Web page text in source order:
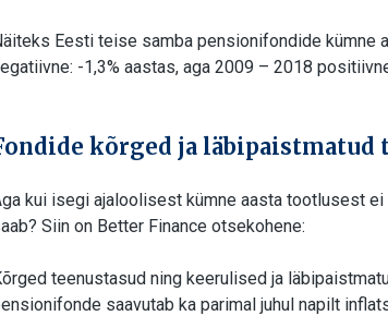
Eesti teise samba pensionifondide kümne
-1,3% aastas, aga 2009 – 2018
kõrged ja läbipaistmatud
kui isegi ajaloolisest kümne aasta tootlusest
Siin on Better Finance otsekohene:
teenustasud ning keerulised ja
saavutab ka parimal juhul napilt